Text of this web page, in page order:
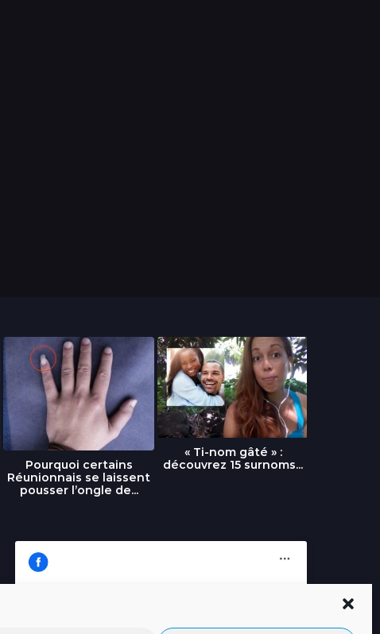
Pourquoi certains
Réunionnais se laissent
pousser l’ongle de...
« Ti-nom gâté » :
découvrez 15 surnoms...